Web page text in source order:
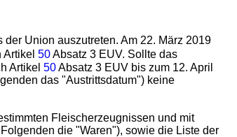
Union auszutreten. Am 22. März 2019
50Absatz 3 EUV. Sollte das
Artikel 50Absatz 3 EUV bis zum 12. April
das "Austrittsdatum") keine
Fleischerzeugnissen und mit
die "Waren"), sowie die Liste der